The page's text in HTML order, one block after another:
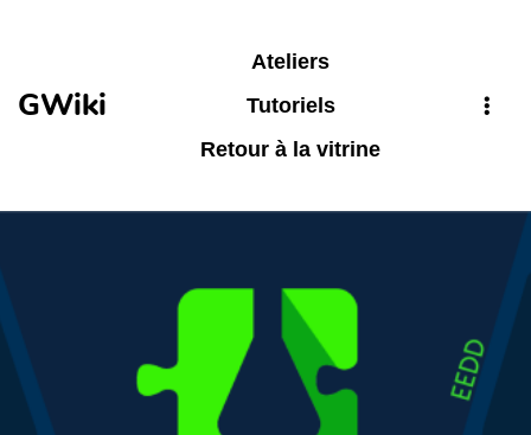
GWiki
Ateliers
Tutoriels
Retour à la vitrine